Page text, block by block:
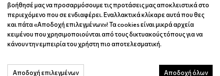
Ξάνθου 6 | Κως | 85300
6936688501
info@milva.gr
βοήθησέ μας να προσαρμόσουμε τις προτάσεις μας αποκλειστικά στο
περιεχόμενο που σε ενδιαφέρει. Εναλλακτικά κλίκαρε αυτά που θες
και πάτα «Αποδοχή επιλεγμένων»! Τα cookies είναι μικρά αρχεία
κειμένου που χρησιμοποιούνται από τους δικτυακούς τόπους για να
κάνουν την εμπειρία του χρήστη πιο αποτελεσματική.
Αποδοχή επιλεγμένων Αποδοχή όλων